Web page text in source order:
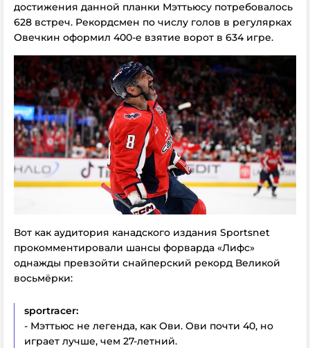
достижения данной планки Мэттьюсу потребовалось
628 встреч. Рекордсмен по числу голов в регулярках
Овечкин оформил 400-е взятие ворот в 634 игре.
Вот как аудитория канадского издания Sportsnet
прокомментировали шансы форварда «Лифс»
однажды превзойти снайперский рекорд Великой
восьмёрки:
sportracer:
- Мэттьюс не легенда, как Ови. Ови почти 40, но
играет лучше, чем 27-летний.